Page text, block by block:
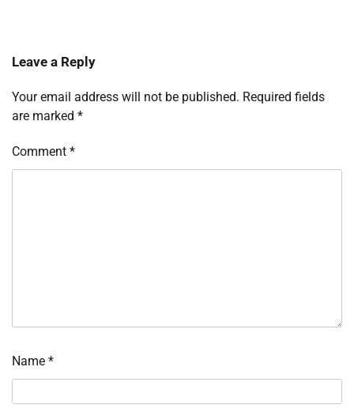
Leave a Reply
Your email address will not be published. Required fields
are marked *
Comment *
Name *